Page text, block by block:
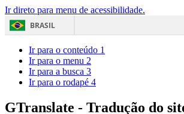
Ir direto para menu de acessibilidade.
BRASIL
Acesso à
Ir para o conteúdo 1
Ir para o menu 2
Ir para a busca 3
Ir para o rodapé 4
GTranslate - Tradução do